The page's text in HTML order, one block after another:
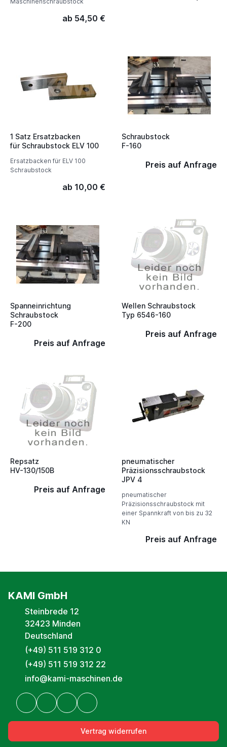
ab 54,50 €
1 Satz Ersatzbacken
für Schraubstock ELV 100
Ersatzbacken für ELV 100
Schraubstock
ab 10,00 €
Schraubstock
F-160
Preis auf Anfrage
Spanneinrichtung
Schraubstock
F-200
Preis auf Anfrage
Wellen Schraubstock
Typ 6546-160
Preis auf Anfrage
Repsatz
HV-130/150B
Preis auf Anfrage
pneumatischer
Präzisionsschraubstock
JPV 4
pneumatischer
Präzisionsschraubstock mit
einer Spannkraft von bis zu 32
KN
Preis auf Anfrage
KAMI GmbH
Steinbrede 12
32423 Minden
Deutschland
(+49) 511 519 312 0
(+49) 511 519 312 22
info@kami-maschinen.de
Vertrag widerrufen